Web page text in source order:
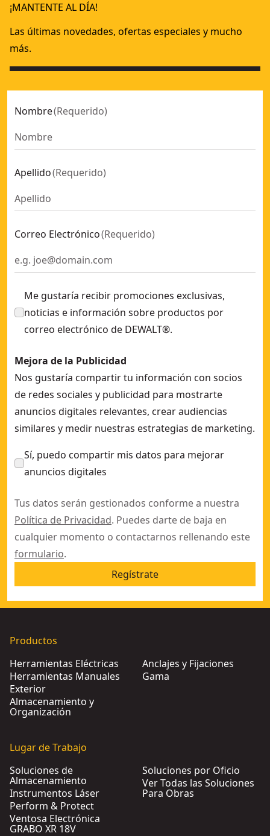
¡MANTENTE AL DÍA!
Las últimas novedades, ofertas especiales y mucho
más.
Nombre(Requerido)
Apellido(Requerido)
Correo Electrónico(Requerido)
Me gustaría recibir promociones exclusivas,
noticias e información sobre productos por
correo electrónico de DEWALT®.
Mejora de la Publicidad
Nos gustaría compartir tu información con socios
de redes sociales y publicidad para mostrarte
anuncios digitales relevantes, crear audiencias
similares y medir nuestras estrategias de marketing.
Sí, puedo compartir mis datos para mejorar
anuncios digitales
Tus datos serán gestionados conforme a nuestra
Política de Privacidad. Puedes darte de baja en
cualquier momento o contactarnos rellenando este
formulario.
Regístrate
Productos
Herramientas Eléctricas
Herramientas Manuales
Exterior
Almacenamiento y
Organización
Anclajes y Fijaciones
Gama
Lugar de Trabajo
Soluciones de
Almacenamiento
Instrumentos Láser
Perform & Protect
Ventosa Electrónica
GRABO XR 18V
Soluciones por Oficio
Ver Todas las Soluciones
Para Obras